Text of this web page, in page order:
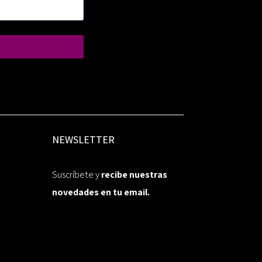
NEWSLETTER
Suscríbete yrecibe nuestras
novedades en tu email.